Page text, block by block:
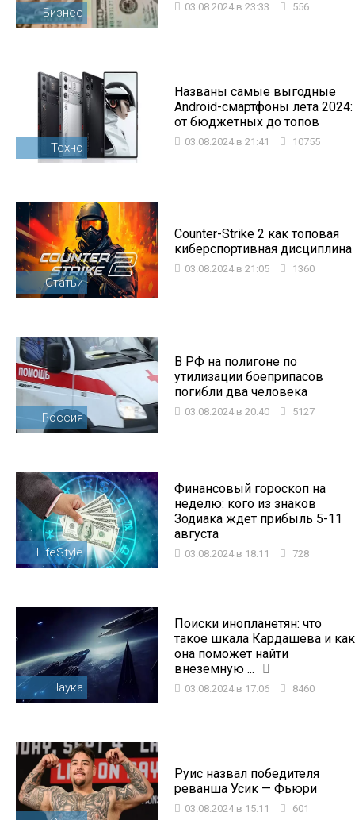
Бизнес 03.08.2024 в 23:33 556
Техно
Названы самые выгодные
Android-смартфоны лета 2024:
от бюджетных до топов
03.08.2024 в 21:41 10755
Статьи
Counter-Strike 2 как топовая
киберспортивная дисциплина
03.08.2024 в 21:05 1360
Россия
В РФ на полигоне по
утилизации боеприпасов
погибли два человека
03.08.2024 в 20:40 5127
LifeStyle
Финансовый гороскоп на
неделю: кого из знаков
Зодиака ждет прибыль 5-11
августа
03.08.2024 в 18:11 728
Наука
Поиски инопланетян: что
такое шкала Кардашева и как
она поможет найти
внеземную ...
03.08.2024 в 17:06 8460
Руис назвал победителя
реванша Усик — Фьюри
03.08.2024 в 15:11 601